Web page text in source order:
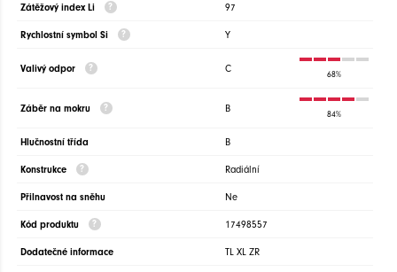
Zátěžový index Li 97
Rychlostní symbol Si Y
Valivý odpor C
68%
Záběr na mokru B
84%
Hlučnostní třída B
Konstrukce Radiální
Přilnavost na sněhu Ne
Kód produktu 17498557
Dodatečné informace TL XL ZR